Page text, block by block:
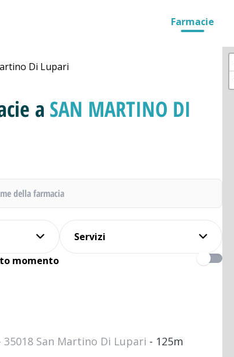
Farmacie
Di Lupari
a SAN MARTINO DI
Servizi
momento
35018 San Martino Di Lupari - 125m